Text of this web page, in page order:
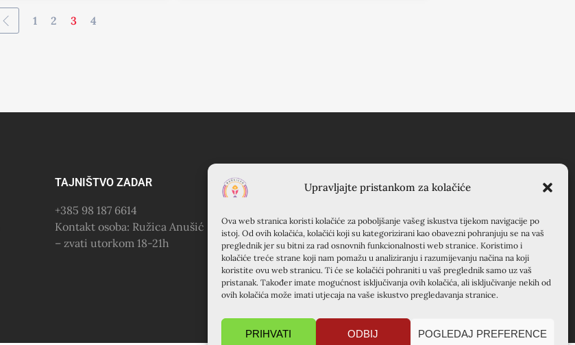
Upravljajte pristankom za kolačiće
Ova web stranica koristi kolačiće za poboljšanje vašeg iskustva tijekom navigacije po
istoj. Od ovih kolačića, kolačići koji su kategorizirani kao obavezni pohranjuju se na vaš
preglednik jer su bitni za rad osnovnih funkcionalnosti web stranice. Koristimo i
kolačiće treće strane koji nam pomažu u analiziranju i razumijevanju načina na koji
koristite ovu web stranicu. Ti će se kolačići pohraniti u vaš preglednik samo uz vaš
pristanak. Također imate mogućnost isključivanja ovih kolačića, ali isključivanje nekih od
ovih kolačića može imati utjecaja na vaše iskustvo pregledavanja stranice.
PRIHVATI ODBIJ POGLEDAJ PREFERENCE
1 2 3 4
TAJNIŠTVO ZADAR
+385 98 187 6614
Kontakt osoba: Ružica Anušić
– zvati utorkom 18-21h
KURSILJO KRAPANJ
(Franjevački samostan), 22000
Šibenik, Hrvatska
+385 22 351 830